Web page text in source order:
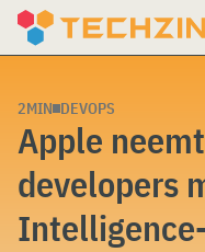
Skip
2MIN DEVOPS
Apple
developers